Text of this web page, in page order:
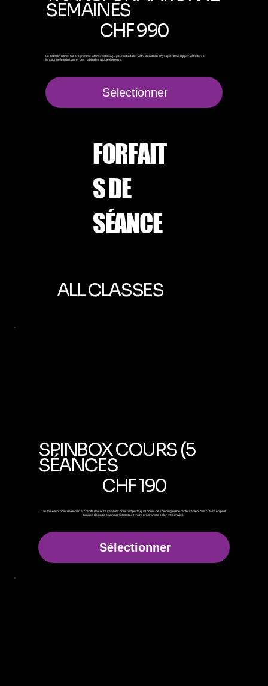
SEMAINES
CHF990
Le tremplin ultime. Ce programme intensif est conçu pour rebooster votre condition physique, développer votre force
fonctionnelle et instaurer des habitudes à toute épreuve.
Sélectionner
FORFAIT
S DE
SÉANCE
SPINBOX COURS (5
SÉANCES
CHF190
Un excellent point de départ. 5 crédits de cours valables pour n'importe quel cours de spinning ou de renforcement musculaire en petit
groupe de notre planning. Composez votre programme selon vos envies.
Sélectionner
ALL CLASSES